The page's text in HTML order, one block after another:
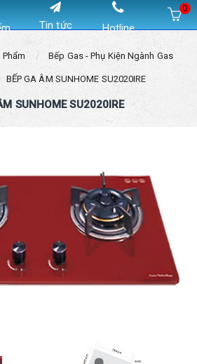
Tin tức Hotline
0
Phẩm Bếp Gas - Phụ Kiện Ngành Gas
BẾP GA ÂM SUNHOME SU2020IRE
SUNHOME SU2020IRE